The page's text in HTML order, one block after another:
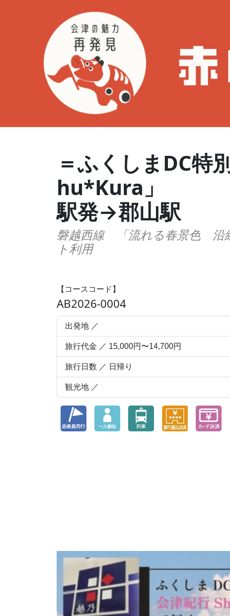
＝ふくしまDC特
hu*Kura
駅発→郡山駅
磐越西線 「流れる春景色 沿
ト利用
【コースコード】
AB2026-0004
出発地 ／
旅行代金 ／ 15,000円〜14,700円
旅行日数 ／ 日帰り
観光地 ／